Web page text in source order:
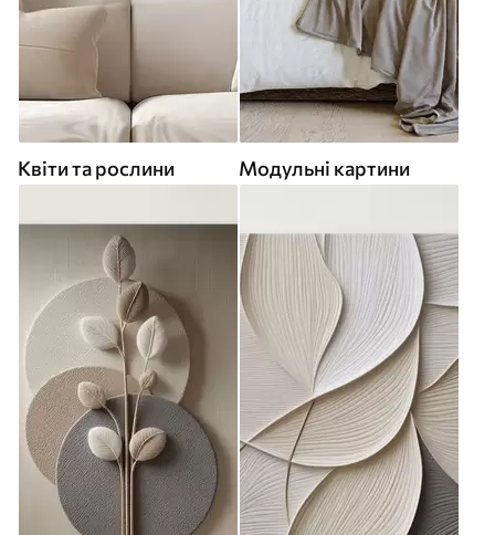
Квіти та рослини Модульні картини